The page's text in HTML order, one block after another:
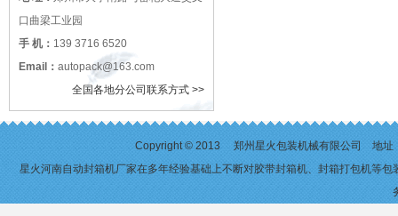
口曲梁工业园
手 机： 139 3716 6520
Email： autopack@163.com
全国各地分公司联系方式 >>
Copyright © 2013 郑州星火包装机械有限公司 地址
星火河南自动封箱机厂家在多年经验基础上不断对胶带封箱机、 封箱打包机等包